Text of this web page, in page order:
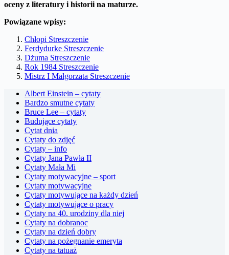
oceny z literatury i historii na maturze.
Powiązane wpisy:
Chłopi Streszczenie
Ferdydurke Streszczenie
Dżuma Streszczenie
Rok 1984 Streszczenie
Mistrz I Małgorzata Streszczenie
Albert Einstein – cytaty
Bardzo smutne cytaty
Bruce Lee – cytaty
Budujące cytaty
Cytat dnia
Cytaty do zdjęć
Cytaty – info
Cytaty Jana Pawła II
Cytaty Mała Mi
Cytaty motywacyjne – sport
Cytaty motywacyjne
Cytaty motywujące na każdy dzień
Cytaty motywujące o pracy
Cytaty na 40. urodziny dla niej
Cytaty na dobranoc
Cytaty na dzień dobry
Cytaty na pożegnanie emeryta
Cytaty na tatuaż